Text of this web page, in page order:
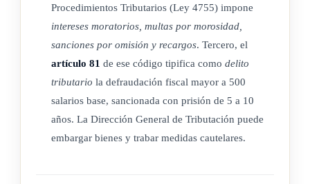
d. Aquellos que se utilicen simultáneamente en la actividad y
en necesidades privadas, salvo que sea en días u horas
inhábiles durante los que se interrumpa el ejercicio de la
actividad.
4. Afectación y desafectación de elementos patrimoniales:
Procedimientos Tributarios (Ley 4755) impone
intereses moratorios, multas por morosidad,
sanciones por omisión y recargos. Tercero, el
artículo 81 de ese código tipifica como delito
tributario la defraudación fiscal mayor a 500
salarios base, sancionada con prisión de 5 a 10
años. La Dirección General de Tributación puede
embargar bienes y trabar medidas cautelares.